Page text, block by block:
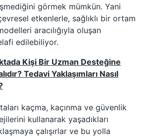
görmek mümkün. Yani
etkenlerle, sağlıklı bir ortam
aracılığıyla oluşan
edilebiliyor.
Kişi Bir Uzman Desteğine
Tedavi Yaklaşımları Nasıl
kaçma, kaçınma ve güvenlik
kullanarak yaşadıkları
çalışırlar ve bu yolla